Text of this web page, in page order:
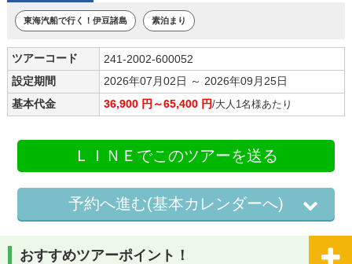
東海汽船で行く！伊豆諸島 素泊まり
ツアーコード
241-2002-600052
設定期間
2026年07月02日 ～ 2026年09月25日
基本代金
36,900 円～65,400 円/大人1名様あたり
ＬＩＮＥでこのツアーを送る
予約へ進む(基本カレンダーへ)
おすすめツアーポイント！